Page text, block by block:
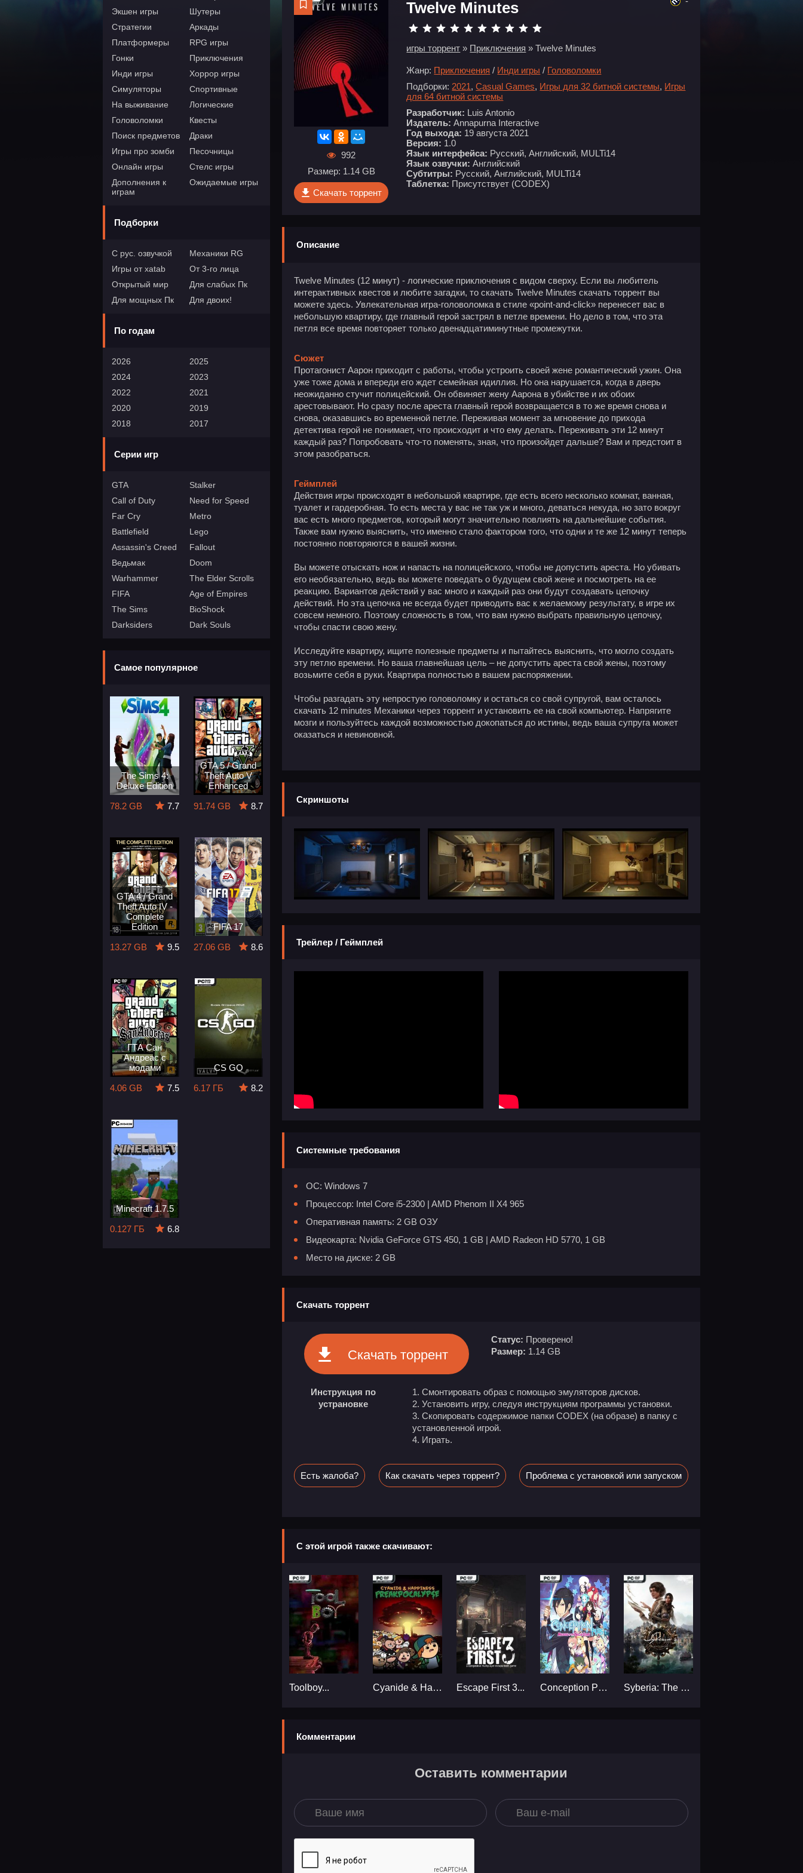
Экшен игры
Шутеры
Стратегии
Аркады
Платформеры
RPG игры
Гонки
Приключения
Инди игры
Хоррор игры
Симуляторы
Спортивные
На выживание
Логические
Головоломки
Квесты
Поиск предметов
Драки
Игры про зомби
Песочницы
Онлайн игры
Стелс игры
Дополнения к
играм
Ожидаемые игры
Подборки
С рус. озвучкой
Механики RG
Игры от xatab
От 3-го лица
Открытый мир
Для слабых Пк
Для мощных Пк
Для двоих!
По годам
2026
2025
2024
2023
2022
2021
2020
2019
2018
2017
Серии игр
GTA
Stalker
Call of Duty
Need for Speed
Far Cry
Metro
Battlefield
Lego
Assassin's Creed
Fallout
Ведьмак
Doom
Warhammer
The Elder Scrolls
FIFA
Age of Empires
The Sims
BioShock
Darksiders
Dark Souls
Самое популярное
The Sims 4:
Deluxe Edition
78.2 GB
7.7
GTA 5 / Grand
Theft Auto V
Enhanced
91.74 GB
8.7
GTA 4 / Grand
Theft Auto IV -
Complete
Edition
13.27 GB
9.5
FIFA 17
27.06 GB
8.6
ГТА Сан
Андреас с
модами
4.06 GB
7.5
CS GO
6.17 ГБ
8.2
Minecraft 1.7.5
0.127 ГБ
6.8
992
Размер: 1.14 GB
Скачать торрент
Twelve Minutes
игры торрент » Приключения » Twelve Minutes
Жанр: Приключения / Инди игры / Головоломки
Подборки: 2021,Casual Games, Игры для 32 битной системы, Игры
для 64 битной системы
Разработчик: Luis Antonio
Издатель: Annapurna Interactive
Год выхода: 19 августа 2021
Версия: 1.0
Язык интерфейса: Русский, Английский, MULTi14
Язык озвучки: Английский
Субтитры: Русский, Английский, MULTi14
Таблетка: Присутствует (CODEX)
Описание
Twelve Minutes (12 минут) - логические приключения с видом сверху. Если вы любитель
интерактивных квестов и любите загадки, то скачать Twelve Minutes скачать торрент вы
можете здесь. Увлекательная игра-головоломка в стиле «point-and-click» перенесет вас в
небольшую квартиру, где главный герой застрял в петле времени. Но дело в том, что эта
петля все время повторяет только двенадцатиминутные промежутки.
Сюжет
Протагонист Аарон приходит с работы, чтобы устроить своей жене романтический ужин. Она
уже тоже дома и впереди его ждет семейная идиллия. Но она нарушается, когда в дверь
неожиданно стучит полицейский. Он обвиняет жену Аарона в убийстве и их обоих
арестовывают. Но сразу после ареста главный герой возвращается в то же время снова и
снова, оказавшись во временной петле. Переживая момент за мгновение до прихода
детектива герой не понимает, что происходит и что ему делать. Переживать эти 12 минут
каждый раз? Попробовать что-то поменять, зная, что произойдет дальше? Вам и предстоит в
этом разобраться.
Геймплей
Действия игры происходят в небольшой квартире, где есть всего несколько комнат, ванная,
туалет и гардеробная. То есть места у вас не так уж и много, деваться некуда, но зато вокруг
вас есть много предметов, который могут значительно повлиять на дальнейшие события.
Также вам нужно выяснить, что именно стало фактором того, что одни и те же 12 минут теперь
постоянно повторяются в вашей жизни.
Вы можете отыскать нож и напасть на полицейского, чтобы не допустить ареста. Но убивать
его необязательно, ведь вы можете поведать о будущем свой жене и посмотреть на ее
реакцию. Вариантов действий у вас много и каждый раз они будут создавать цепочку
действий. Но эта цепочка не всегда будет приводить вас к желаемому результату, в игре их
совсем немного. Поэтому сложность в том, что вам нужно выбрать правильную цепочку,
чтобы спасти свою жену.
Исследуйте квартиру, ищите полезные предметы и пытайтесь выяснить, что могло создать
эту петлю времени. Но ваша главнейшая цель – не допустить ареста свой жены, поэтому
возьмите себя в руки. Квартира полностью в вашем распоряжении.
Чтобы разгадать эту непростую головоломку и остаться со свой супругой, вам осталось
скачать 12 minutes Механики через торрент и установить ее на свой компьютер. Напрягите
мозги и пользуйтесь каждой возможностью докопаться до истины, ведь ваша супруга может
оказаться и невиновной.
Скриншоты
Трейлер / Геймплей
Системные требования
ОС: Windows 7
Процессор: Intel Core i5-2300 | AMD Phenom II X4 965
Оперативная память: 2 GB ОЗУ
Видеокарта: Nvidia GeForce GTS 450, 1 GB | AMD Radeon HD 5770, 1 GB
Место на диске: 2 GB
Скачать торрент
Скачать торрент
Статус: Проверено!
Размер: 1.14 GB
Инструкция по
устрановке
Смонтировать образ с помощью эмуляторов дисков.
Установить игру, следуя инструкциям программы установки.
Скопировать содержимое папки CODEX (на образе) в папку с
установленной игрой.
Играть.
Есть жалоба? Как скачать через торрент? Проблема с установкой или запуском
С этой игрой также скачивают:
Toolboy... Cyanide & Happiness - Freakpocalypse... Escape First 3... Conception PLUS: Maidens of the Twelve Stars... Syberia: The World Before...
Комментарии
Оставить комментарии